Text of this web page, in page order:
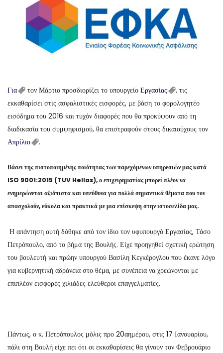
Για τον Μάρτιο προσδιορίζει το υπουργείο Εργασίας
, τις
εκκαθαρίσει στις ασφαλιστικές εισφορές, με βάση το φορολογητέο
εισόδημα του 2016 και τυχόν διαφορές που θα προκύψουν από τη
διαδικασία του συμψηφισμού, θα επιστραφούν στους δικαιούχους τον
Απρίλιο
.
Βάσει της πιστοποιημένης ποιότητας των παρεχόμενων υπηρεσιών μας κατά
ISO 9001:2015 (TUV Hellas), ο επιχειρηματίας μπορεί πλέον να
ενημερώνεται αξιόπιστα και υπεύθυνα για πολλά σημαντικά θέματα που τον
απασχολούν, εύκολα και πρακτικά με μια επίσκεψη στην ιστοσελίδα μας.
Η απάντηση αυτή δόθηκε από τον ίδιο τον υφυπουργό Εργασίας, Τάσο
Πετρόπουλο, από το βήμα της Βουλής. Είχε προηγηθεί σχετική ερώτηση
του βουλευτή και πρώην υπουργού Βασίλη Κεγκέρογλου που έκανε λόγο
για κυβερνητική αδράνεια στο θέμα, με συνέπεια να χρεώνονται με
επιπλέον εισφορές χιλιάδες ελεύθεροι επαγγελματίες.
Πάντως, ο κ. Πετρόπουλος μόλις προ 20αημέρου, στις 17 Ιανουαρίου,
πάλι στη Βουλή είχε πει ότι οι εκκαθαρίσεις θα γίνουν τον Φεβρουάριο